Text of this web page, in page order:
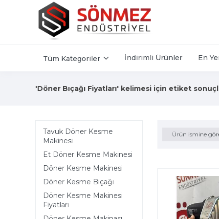
Tüm Kategoriler İndirimli Ürünler En
'Döner Bıçağı Fiyatları' kelimesi için etiket
Tavuk Döner Kesme
Makinesi
Et Döner Kesme Makinesi
Döner Kesme Makinesi
Döner Kesme Bıçağı
Döner Kesme Makinesi
Fiyatları
Ürün ismine